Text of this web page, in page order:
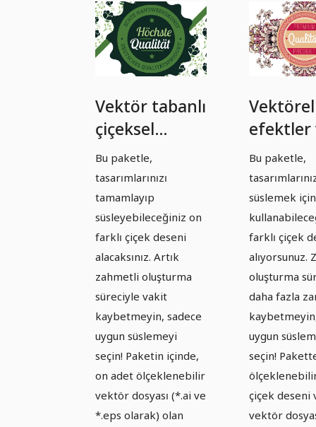
Vektör tabanlı
çiçeksel
efektler ve
illüstrasyonlar
- Paket 1
Bu paketle,
tasarımlarınızı
tamamlayıp
süsleyebileceğiniz on
farklı çiçek deseni
alacaksınız. Artık
zahmetli oluşturma
süreciyle vakit
kaybetmeyin, sadece
uygun süslemeyi
seçin! Paketin içinde,
on adet ölçeklenebilir
vektör dosyası (*.ai ve
*.eps olarak) olan
efektler
- Paket 2
Bu paketle,
süslemek için
farklı çiçek
alıyorsunuz.
oluşturma
daha fazla
uygun
seçin!
çiçek deseni
vektör